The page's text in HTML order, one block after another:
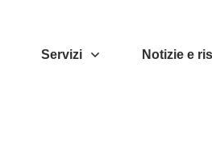
Servizi Notizie e